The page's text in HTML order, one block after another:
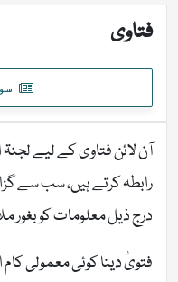
فتاوی
آن لائن فتاوی کے لیے
رابطہ کرتے ہیں، سب سے
درج ذیل معلومات کو بغور
فتویٰ دینا کوئی معمولی